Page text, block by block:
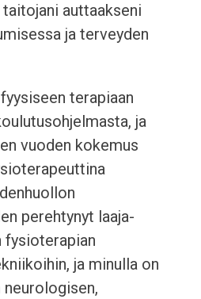
taitojani auttaakseni
ja terveyden
terapiaan
ja
vuoden kokemus
perehtynyt laaja-
fysioterapian
ja minulla on
neurologisen,